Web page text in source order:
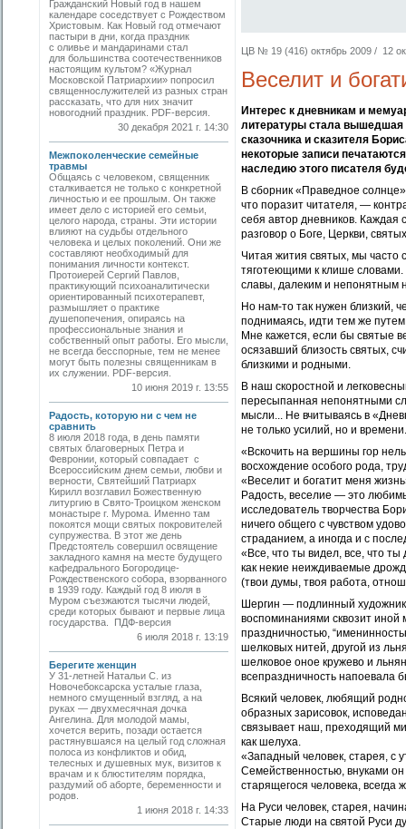
Гражданский Новый год в нашем
календаре соседствует с Рождеством
Христовым. Как Новый год отмечают
пастыри в дни, когда праздник
с оливье и мандаринами стал
для большинства соотечественников
настоящим культом? «Журнал
Московской Патриархии» попросил
священнослужителей из разных стран
рассказать, что для них значит
новогодний праздник. PDF-версия.
30 декабря 2021 г. 14:30
Межпоколенческие семейные
травмы
Общаясь с человеком, священник
сталкивается не только с конкретной
личностью и ее прошлым. Он также
имеет дело с историей его семьи,
целого народа, страны. Эти истории
влияют на судьбы отдельного
человека и целых поколений. Они же
составляют необходимый для
понимания личности контекст.
Протоиерей Сергий Павлов,
практикующий психоаналитически
ориентированный психотерапевт,
размышляет о практике
душепопечения, опираясь на
профессиональные знания и
собственный опыт работы. Его мысли,
не всегда бесспорные, тем не менее
могут быть полезны священникам в
их служении. PDF-версия.
10 июня 2019 г. 13:55
Радость, которую ни с чем не
сравнить
8 июля 2018 года, в день памяти
святых благоверных Петра и
Февронии, который совпадает с
Всероссийским днем семьи, любви и
верности, Святейший Патриарх
Кирилл возглавил Божественную
литургию в Свято-Троицком женском
монастыре г. Мурома. Именно там
покоятся мощи святых покровителей
супружества. В этот же день
Предстоятель совершил освящение
закладного камня на месте будущего
кафедрального Богородице-
Рождественского собора, взорванного
в 1939 году. Каждый год 8 июля в
Муром съезжаются тысячи людей,
среди которых бывают и первые лица
государства. ПДФ-версия
6 июля 2018 г. 13:19
Берегите женщин
У 31-летней Натальи С. из
Новочебоксарска усталые глаза,
немного смущенный взгляд, а на
руках — двухмесячная дочка
Ангелина. Для молодой мамы,
хочется верить, позади остается
растянувшаяся на целый год сложная
полоса из конфликтов и обид,
телесных и душевных мук, визитов к
врачам и к блюстителям порядка,
раздумий об аборте, беременности и
родов.
1 июня 2018 г. 14:33
ЦВ № 19 (416) октябрь 2009 / 12
Веселит и
Интерес к дневникам и
литературы стала вышедшая
сказочника и сказителя
некоторые записи
наследию этого писателя
В сборник «Праведное
что поразит читателя, —
себя автор дневников. Каждая
разговор о Боге, Церкви,
Читая жития святых, мы часто
тяготеющими к клише словами.
славы, далеким и непонятным
Но нам-то так нужен близкий,
поднимаясь, идти тем же
Мне кажется, если бы святые
осязавший близость святых,
близкими и родными.
В наш скоростной и
пересыпанная непонятными
мысли... Не вчитываясь в
не только усилий, но и времени.
«Вскочить на вершины гор
восхождение особого рода,
«Веселит и богатит меня
Радость, веселие — это
исследователь творчества
ничего общего с чувством
страданием, а иногда и с
«Все, что ты видел, все, что ты
как некие неиждиваемые
(твои думы, твоя работа,
Шергин — подлинный художник
воспоминаниями сквозит
праздничностью,
шелковых нитей, другой из
шелковое оное кружево и
всепраздничность
Всякий человек, любящий
образных зарисовок,
связывает наш, преходящий
как шелуха.
«Западный человек, старея, с
Семейственностью, внуками
старящегося человека, всегда
На Руси человек, старея,
Старые люди на святой Руси